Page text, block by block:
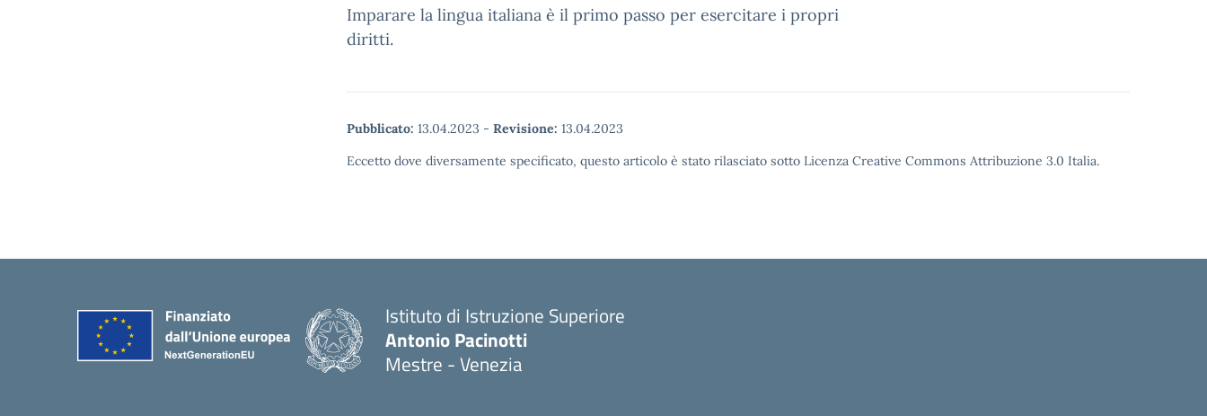
Imparare la lingua italiana è il primo passo per esercitare i propri
diritti.
Pubblicato: 13.04.2023 - Revisione: 13.04.2023
Eccetto dove diversamente specificato, questo articolo è stato rilasciato sotto Licenza Creative Commons Attribuzione 3.0 Italia.
Istituto di Istruzione Superiore
Antonio Pacinotti
Mestre - Venezia